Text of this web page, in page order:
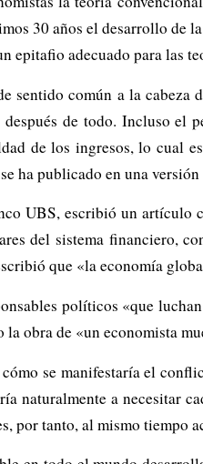
30 años el desarrollo de
epitafio adecuado para las
común a la
de todo. Incluso el
de los ingresos, lo cual
ha publicado en una versión
UBS, escribió un
del sistema financiero,
que «la economía
políticos «que
obra de «un economista
se manifestaría el
naturalmente a necesitar
por tanto, al mismo tiempo